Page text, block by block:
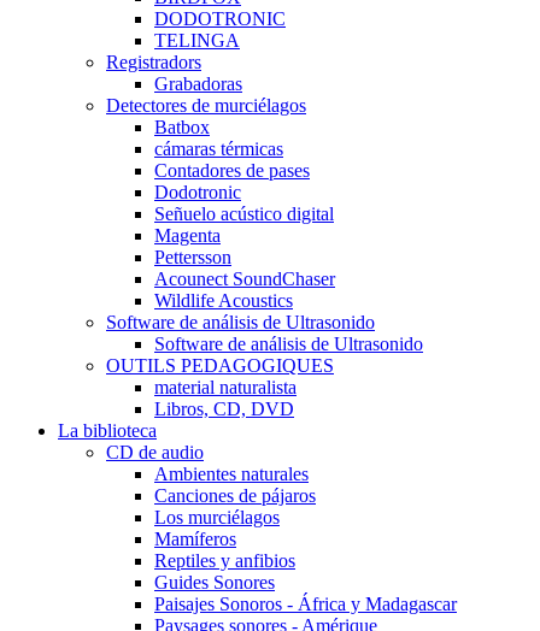
DODOTRONIC
TELINGA
Registradors
Grabadoras
Detectores de murciélagos
Batbox
cámaras térmicas
Contadores de pases
Dodotronic
Señuelo acústico digital
Magenta
Pettersson
Acounect SoundChaser
Wildlife Acoustics
Software de análisis de Ultrasonido
Software de análisis de Ultrasonido
OUTILS PEDAGOGIQUES
material naturalista
Libros, CD, DVD
La biblioteca
CD de audio
Ambientes naturales
Canciones de pájaros
Los murciélagos
Mamíferos
Reptiles y anfibios
Guides Sonores
Paisajes Sonoros - África y Madagascar
Paysages sonores - Amérique